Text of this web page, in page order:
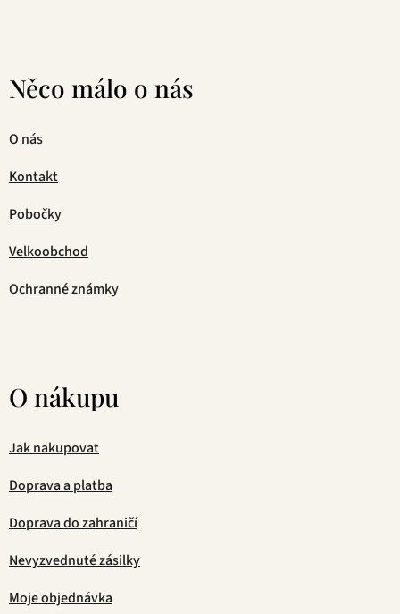
Něco málo o nás
O nás
Kontakt
Pobočky
Velkoobchod
Ochranné známky
O nákupu
Jak nakupovat
Doprava a platba
Doprava do zahraničí
Nevyzvednuté zásilky
Moje objednávka